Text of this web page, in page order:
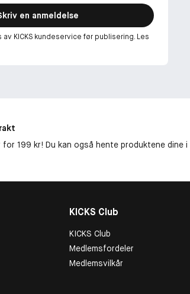
en anmeldelse
KICKS kundeservice før publisering. Les
199 kr! Du kan også hente produktene dine i
KICKS Club
KICKS Club
Medlemsfordeler
Medlemsvilkår